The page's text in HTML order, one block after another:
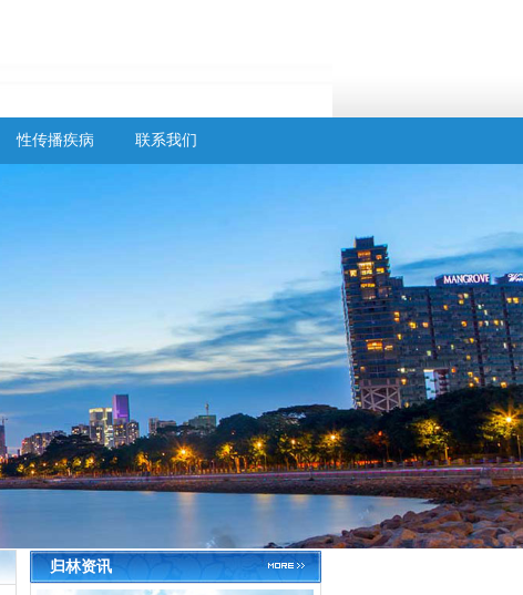
性传播疾病 联系我们
归林资讯